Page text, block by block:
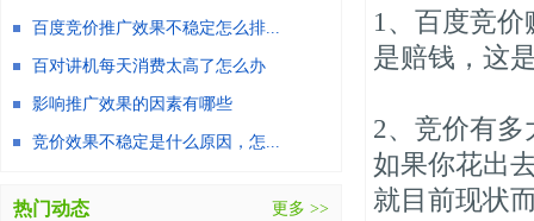
1、百度竞
是赔钱，这
2、竞价有
如果你花出
就目前现状
百度竞价推广效果不稳定怎么排...
百对讲机每天消费太高了怎么办
影响推广效果的因素有哪些
竞价效果不稳定是什么原因，怎...
热门动态 更多 >>